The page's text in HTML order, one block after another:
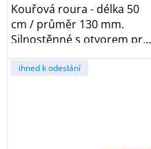
Kouřová roura - délka 50
cm / průměr 130 mm.
Silnostěnné s otvorem pro
čištění,...
ihned k odeslání